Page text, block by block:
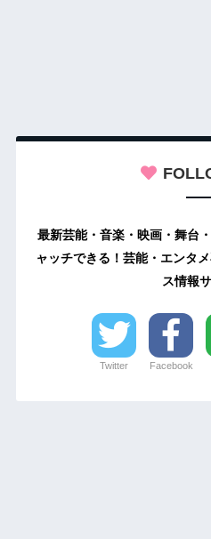
最新芸能・音楽・映画・舞台
ャッチできる！芸能・エンタ
ス情報
Twitter Facebook